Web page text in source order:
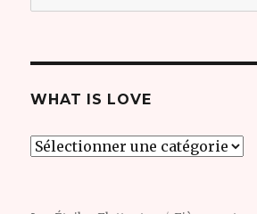
pour
WHAT IS LOVE
what